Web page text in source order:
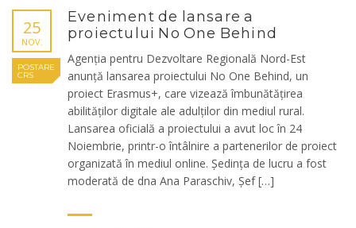
25
NOV.
POSTARE
CRS
Eveniment de lansare a
proiectului No One Behind
Agenția pentru Dezvoltare Regională Nord-Est
anunță lansarea proiectului No One Behind, un
proiect Erasmus+, care vizează îmbunătățirea
abilităților digitale ale adulților din mediul rural.
Lansarea oficială a proiectului a avut loc în 24
Noiembrie, printr-o întâlnire a partenerilor de proiect
organizată în mediul online. Ședința de lucru a fost
moderată de dna Ana Paraschiv, Șef […]